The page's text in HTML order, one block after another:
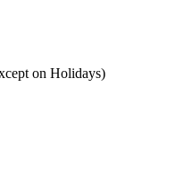
on Holidays)